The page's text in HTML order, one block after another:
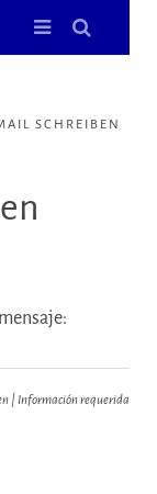
SCHREIBEN
| Información requerida